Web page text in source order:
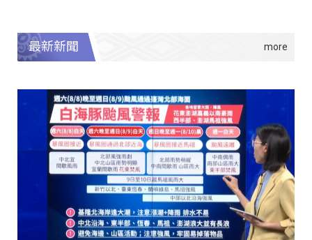
最新新聞